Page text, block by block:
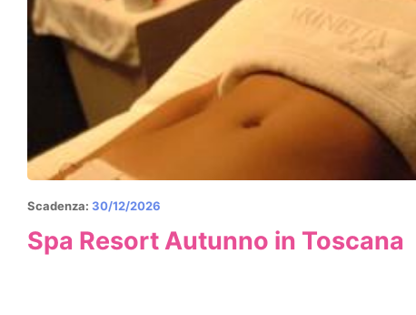
Scadenza: 30/12/2026
Spa Resort Autunno in Toscana